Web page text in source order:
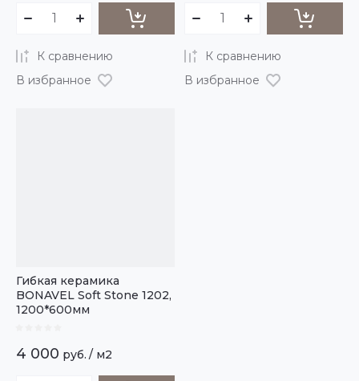
К сравнению
В избранное
К сравнению
В избранное
Гибкая керамика
BONAVEL Soft Stone 1202,
1200*600мм
4 000 руб. / м2